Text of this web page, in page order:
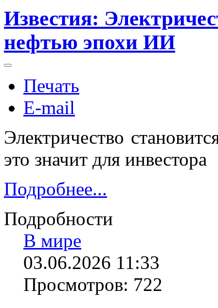
Известия:
нефтью эпохи ИИ
Печать
E-mail
Электричество
это значит для инвестора
Подробнее...
Подробности
В мире
03.06.2026 11:33
Просмотров: 722